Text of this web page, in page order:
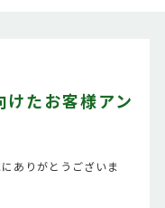
たお客様アン
ありがとうございま